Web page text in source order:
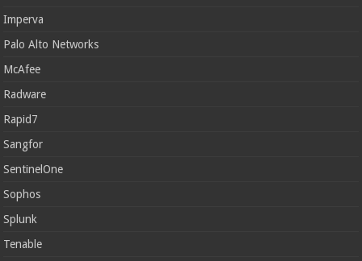
Imperva
Palo Alto Networks
McAfee
Radware
Rapid7
Sangfor
SentinelOne
Sophos
Splunk
Tenable